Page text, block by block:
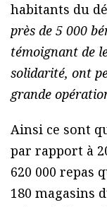
habitants du
près de 5 000
témoignant de
solidarité, ont
grande
Ainsi ce sont
par rapport à
620 000 repas
180 magasins